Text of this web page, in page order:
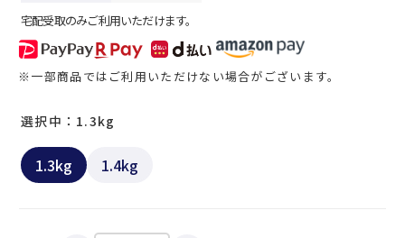
宅配受取のみご利用いただけます。
※一部商品ではご利用いただけない場合がございます。
1.3kg 1.4kg
選択中：1.3kg